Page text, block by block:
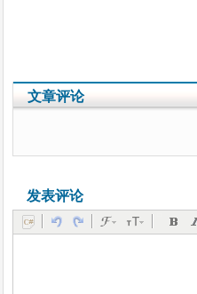
文章评论
发表评论